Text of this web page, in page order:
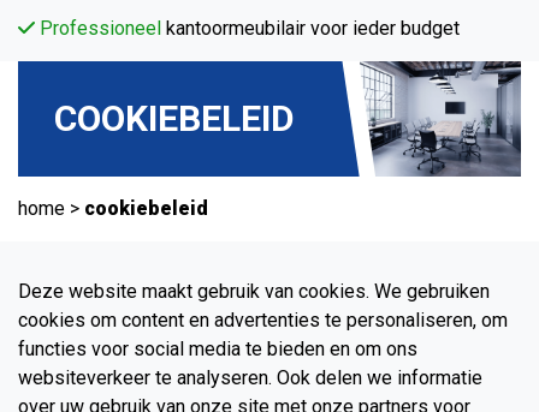
PersoonlijkeAandacht voor jouw kantoorinrichting
COOKIEBELEID
home > cookiebeleid
Deze website maakt gebruik van cookies. We gebruiken
cookies om content en advertenties te personaliseren, om
functies voor social media te bieden en om ons
websiteverkeer te analyseren. Ook delen we informatie
over uw gebruik van onze site met onze partners voor